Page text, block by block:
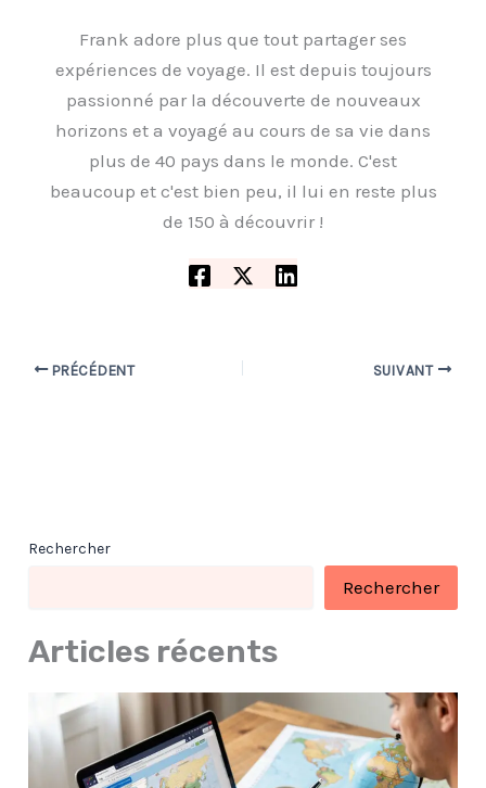
Frank adore plus que tout partager ses
expériences de voyage. Il est depuis toujours
passionné par la découverte de nouveaux
horizons et a voyagé au cours de sa vie dans
plus de 40 pays dans le monde. C'est
beaucoup et c'est bien peu, il lui en reste plus
de 150 à découvrir !
PRÉCÉDENT SUIVANT
Rechercher
Rechercher
Articles récents